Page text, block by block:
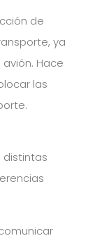
de
ya
Hace
las
distintas